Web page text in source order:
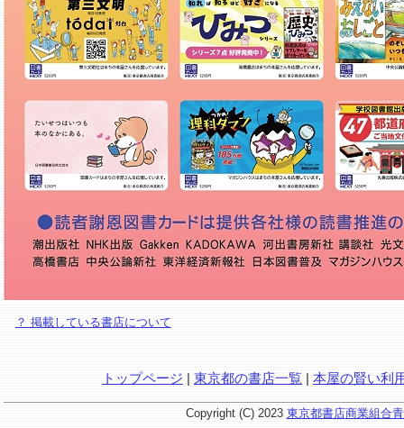
？ 掲載している書店について
トップページ | 東京都の書店一覧 | 本屋の賢い利
Copyright (C) 2023 東京都書店商業組合